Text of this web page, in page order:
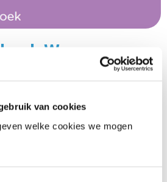
van cookies
welke cookies we mogen
Warme
worden veel verschillende
voor verwarring kunnen